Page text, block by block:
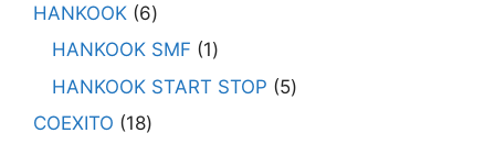
HANKOOK 6
HANKOOK SMF
1
HANKOOK START STOP
5
COEXITO
18